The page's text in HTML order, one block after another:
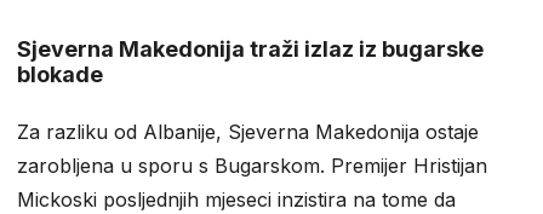
Sjeverna Makedonija traži izlaz iz bugarske
blokade
Za razliku od Albanije, Sjeverna Makedonija ostaje
zarobljena u sporu s Bugarskom. Premijer Hristijan
Mickoski posljednjih mjeseci inzistira na tome da